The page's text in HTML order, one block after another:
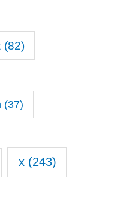
(82)
(37)
x(243)